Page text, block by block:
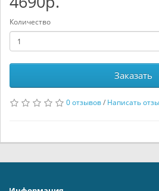
Количество
Заказать
0 отзывов/ Написать